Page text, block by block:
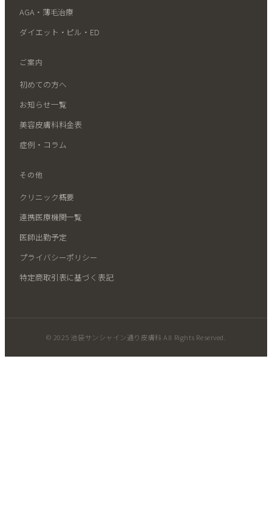
AGA・薄毛治療
ダイエット・ピル・ED
ご案内
初めての方へ
お知らせ一覧
美容皮膚科料金表
症例・コラム
その他
クリニック概要
連携医療機関一覧
医師出勤予定
プライバシーポリシー
特定商取引表に基づく表記
© 2025 池袋サンシャイン通り皮膚科 All Rights Reserved.